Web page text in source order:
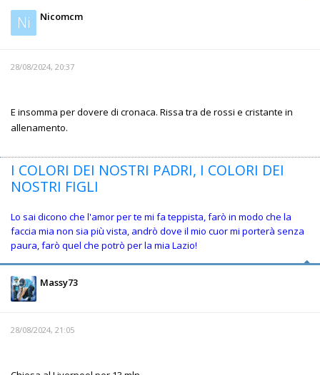
Ni Nicomcm
28/08/2024, 20:37
E insomma per dovere di cronaca. Rissa tra de rossi e cristante in
allenamento.
I COLORI DEI NOSTRI PADRI, I COLORI DEI
NOSTRI FIGLI
Lo sai dicono che l'amor per te mi fa teppista, farò in modo che la
faccia mia non sia più vista, andrò dove il mio cuor mi porterà senza
paura, farò quel che potrò per la mia Lazio!
Massy73
28/08/2024, 21:05